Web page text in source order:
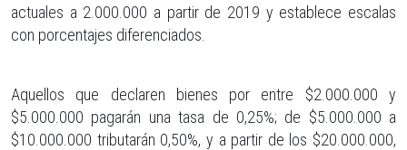
actuales a 2.000.000 a partir de 2019 y establece escalas
con porcentajes diferenciados.
Aquellos que declaren bienes por entre $2.000.000 y
$5.000.000 pagarán una tasa de 0,25%; de $5.000.000 a
$10.000.000 tributarán 0,50%, y a partir de los $20.000.000,